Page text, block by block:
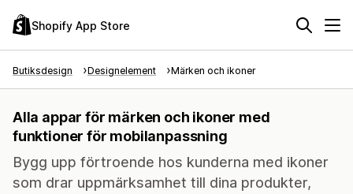
Shopify App Store
Butiksdesign Designelement Märken och ikoner
Alla appar för märken och ikoner med
funktioner för mobilanpassning
Bygg upp förtroende hos kunderna med ikoner
som drar uppmärksamhet till dina produkter,